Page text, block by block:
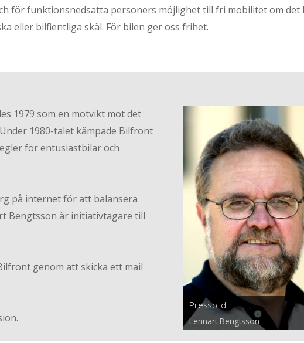
för funktionsnedsatta personers möjlighet till fri mobilitet om det
eller bilfientliga skäl. För bilen ger oss frihet.
1979 som en motvikt mot det
1980-talet kämpade Bilfront
för entusiastbilar och
på internet för att balansera
Bengtsson är initiativtagare till
genom att skicka ett mail
Pressbild
Lennart Bengtsson